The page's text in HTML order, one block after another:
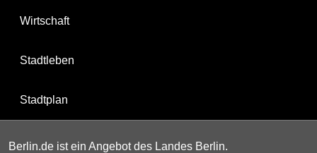
Wirtschaft
Stadtleben
Stadtplan
Berlin.de ist ein Angebot des Landes Berlin.